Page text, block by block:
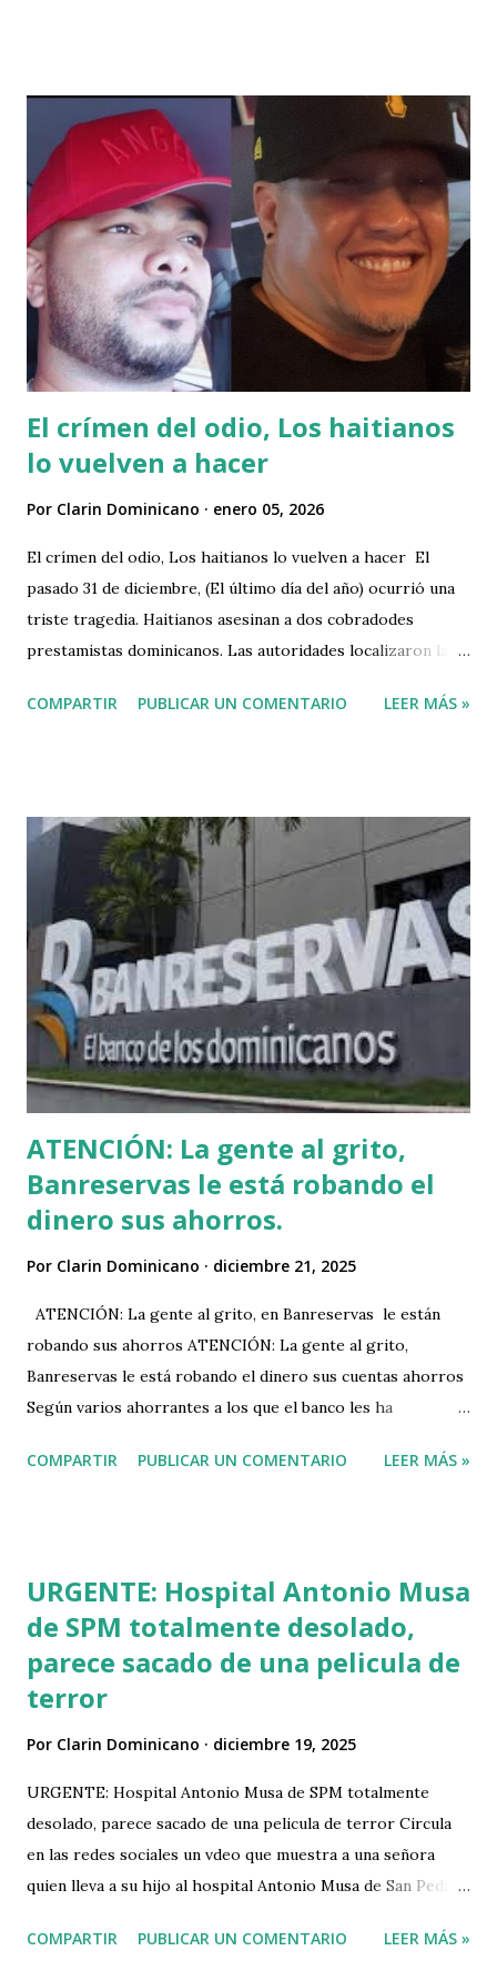
tiroteo en la tienda ubicada en localidad de Bávaro, Punta
Cana. El hecho dejó a tres personas heridas de bala. La
mujer, la mujer de nacionalidad haitiana que se identificada
como Natalia Benjamín, desarmó al agente de seguridad
Rafael Hernández. Se desconocen las causas que originaron
el incidente y está en investigación de las autoridades.
VIDEO View this post on Instagram A post shared by
Noticias Telemicro (@ntelemicro5) 🚨🇩🇴 🇭🇹 Haitiana
desarma a ...
El crímen del odio, Los haitianos
lo vuelven a hacer
Por Clarin Dominicano enero 05, 2026
El crímen del odio, Los haitianos lo vuelven a hacer El
pasado 31 de diciembre, (El último día del año) ocurrió una
triste tragedia. Haitianos asesinan a dos cobradodes
prestamistas dominicanos. Las autoridades localizaron la
cobradores de una empresa de préstamos, quienes habían
habían sido reportadas como desaparecidas desde el
pasado 31 de diciembre, luego de salir desde el municipio
Nagua, provincia de María Trinidad Sánchez, hacia Santiago
para realizar… pic.twitter.com/zvDNQLVm7R — Diario
Libre (@DiarioLibre) January 3, 2026 Opinión ¿Cuantos más
tienen que caer? ¿Cuántos más tienen que caer para que el
gobierno levante la alerta roja y le ponga un pare a todas
estas tragedias, masacres y hostilidad a la que están
expuestos los dominicanos debido a la ocupac...
COMPARTIR PUBLICAR UN COMENTARIO LEER MÁS »
ATENCIÓN: La gente al grito,
Banreservas le está robando el
dinero sus ahorros.
Por Clarin Dominicano diciembre 21, 2025
ATENCIÓN: La gente al grito, en Banreservas le están
robando sus ahorros ATENCIÓN: La gente al grito,
Banreservas le está robando el dinero sus cuentas ahorros
Según varios ahorrantes a los que el banco les ha
afiliadas al banco de reservas a que saquen todos sus
pesos a su esposa, pero que también a un amigo que tenía 5
millones en el banco, fue a retirarlo, pero solamente le
permitieron retirar 2 millones alegando que fue negado
por su"perfil", a su propio dueño. de modo que el
de Reserva a retirar todo su dinero del Banco de Reservas.
COMPARTIR PUBLICAR UN COMENTARIO LEER MÁS »
URGENTE: Hospital Antonio Musa
de SPM totalmente desolado,
parece sacado de una pelicula de
terror
Por Clarin Dominicano diciembre 19, 2025
URGENTE: Hospital Antonio Musa de SPM totalmente
desolado, parece sacado de una pelicula de terror Circula
en las redes sociales un vdeo que muestra a una señora
quien lleva a su hijo al hospital Antonio Musa de San Pedro
vacío, sin nungún personal en el centro. También se puede
COMPARTIR PUBLICAR UN COMENTARIO LEER MÁS »